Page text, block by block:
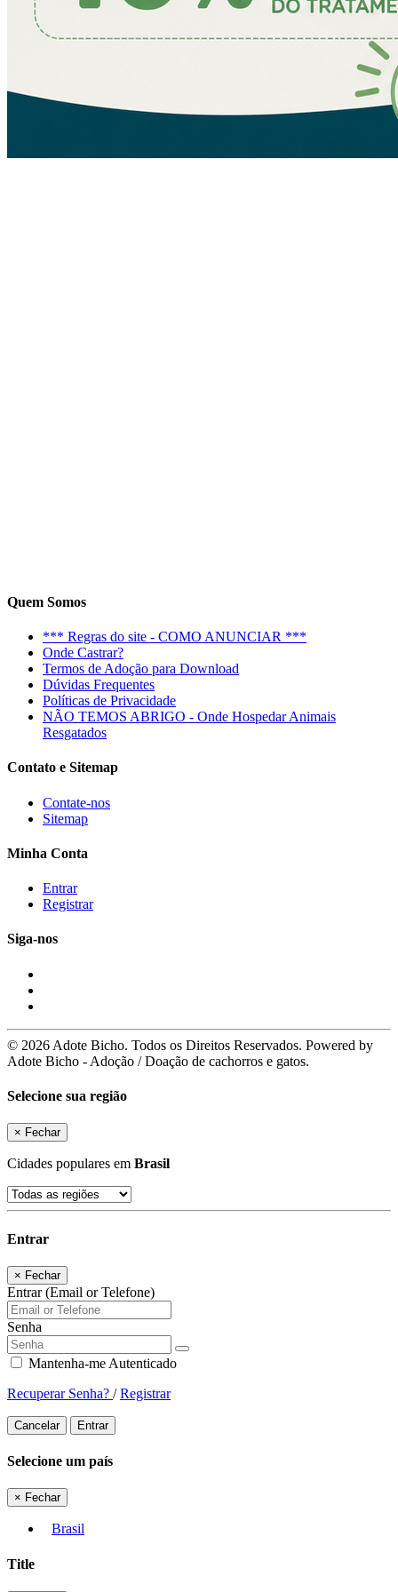
Quem Somos
*** Regras do site - COMO ANUNCIAR ***
Onde Castrar?
Termos de Adoção para Download
Dúvidas Frequentes
Políticas de Privacidade
NÃO TEMOS ABRIGO - Onde Hospedar Animais
Resgatados
Contato e Sitemap
Contate-nos
Sitemap
Minha Conta
Entrar
Registrar
Siga-nos
© 2026 Adote Bicho. Todos os Direitos Reservados. Powered by
Adote Bicho - Adoção / Doação de cachorros e gatos.
Selecione sua região
× Fechar
Cidades populares em Brasil
Entrar
× Fechar
Entrar (Email or Telefone)
Senha
Mantenha-me Autenticado
Recuperar Senha? /Registrar
Cancelar Entrar
Selecione um país
× Fechar
Brasil
Title